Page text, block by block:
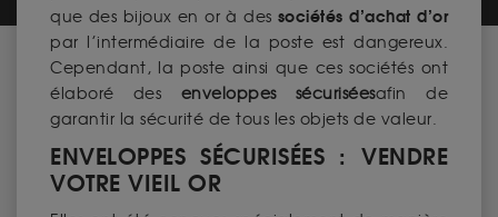
que des bijoux en or à des sociétés d’achat d’or
par l’intermédiaire de la poste est dangereux.
Cependant, la poste ainsi que ces sociétés ont
élaboré des enveloppes sécuriséesafin de
garantir la sécurité de tous les objets de valeur.
ENVELOPPES SÉCURISÉES : VENDRE
VOTRE VIEIL OR